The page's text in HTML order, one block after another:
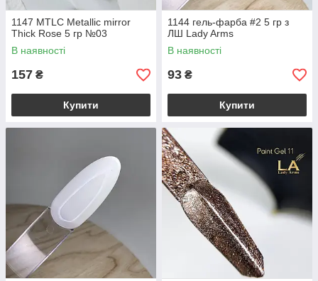
1147 MTLC Metallic mirror
Thick Rose 5 гр №03
В наявності
157 ₴
Купити
1144 гель-фарба #2 5 гр з
ЛШ Lady Arms
В наявності
93 ₴
Купити